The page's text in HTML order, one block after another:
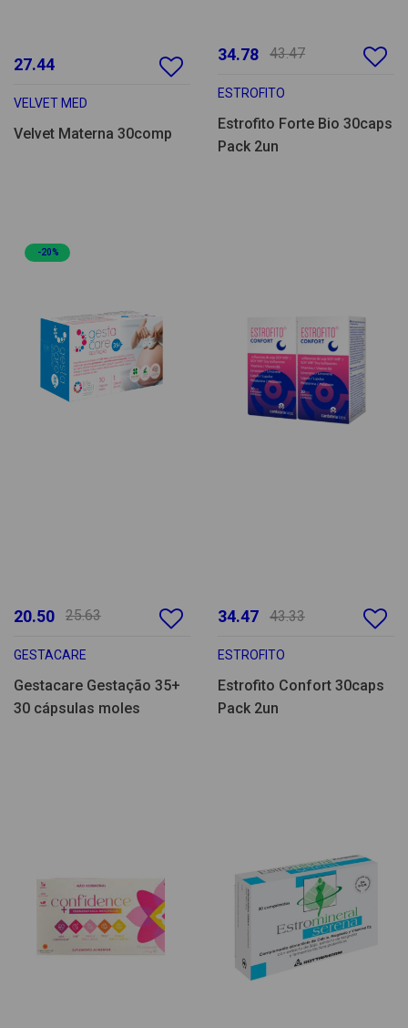
27.44
VELVET MED
Velvet Materna 30comp
34.78 43.47
ESTROFITO
Estrofito Forte Bio 30caps
Pack 2un
-20%
20.50 25.63
GESTACARE
Gestacare Gestação 35+
30 cápsulas moles
34.47 43.33
ESTROFITO
Estrofito Confort 30caps
Pack 2un